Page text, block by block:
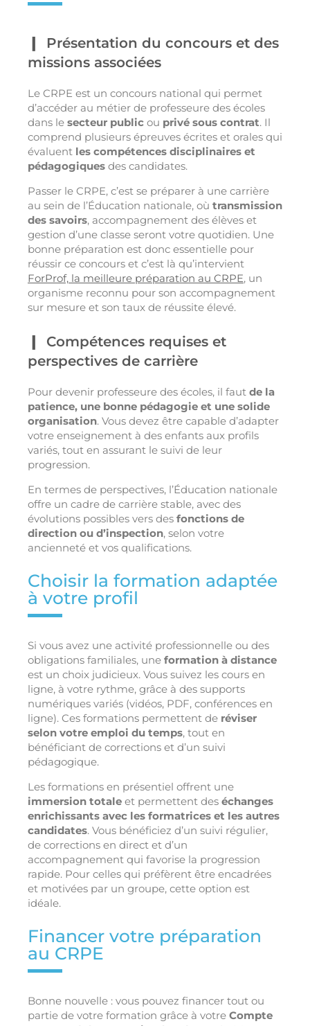
Présentation du concours et des
missions associées
Le CRPE est un concours national qui permet
d’accéder au métier de professeure des écoles
dans le secteur public ou privé sous contrat. Il
comprend plusieurs épreuves écrites et orales qui
évaluent les compétences disciplinaires et
pédagogiques des candidates.
Passer le CRPE, c’est se préparer à une carrière
au sein de l’Éducation nationale, où transmission
des savoirs, accompagnement des élèves et
gestion d’une classe seront votre quotidien. Une
bonne préparation est donc essentielle pour
réussir ce concours et c’est là qu’intervient
ForProf, la meilleure préparation au CRPE, un
organisme reconnu pour son accompagnement
sur mesure et son taux de réussite élevé.
Compétences requises et
perspectives de carrière
Pour devenir professeure des écoles, il faut de la
patience, une bonne pédagogie et une solide
organisation. Vous devez être capable d’adapter
votre enseignement à des enfants aux profils
variés, tout en assurant le suivi de leur
progression.
En termes de perspectives, l’Éducation nationale
offre un cadre de carrière stable, avec des
évolutions possibles vers des fonctions de
direction ou d’inspection, selon votre
ancienneté et vos qualifications.
Choisir la formation adaptée
à votre profil
Si vous avez une activité professionnelle ou des
obligations familiales, une formation à distance
est un choix judicieux. Vous suivez les cours en
ligne, à votre rythme, grâce à des supports
numériques variés (vidéos, PDF, conférences en
ligne). Ces formations permettent de réviser
selon votre emploi du temps, tout en
bénéficiant de corrections et d’un suivi
pédagogique.
Les formations en présentiel offrent une
immersion totale et permettent des échanges
enrichissants avec les formatrices et les autres
candidates. Vous bénéficiez d’un suivi régulier,
de corrections en direct et d’un
accompagnement qui favorise la progression
rapide. Pour celles qui préfèrent être encadrées
et motivées par un groupe, cette option est
idéale.
Financer votre préparation
au CRPE
Bonne nouvelle : vous pouvez financer tout ou
partie de votre formation grâce à votre Compte